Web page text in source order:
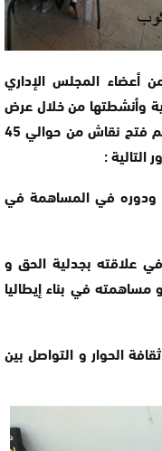
أعضاء المجلس الإداري
وأنشطتها من خلال عرض
مصور قدمه الأستاذ الحسين أوعلا كما تم فتح نقاش من حوالي 45
:
في المساهمة في
بجدلية الحق و
مساهمته في بناء إيطاليا
الحوار و التواصل بين